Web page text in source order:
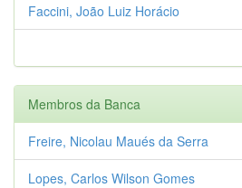
Faccini, João Luiz Horácio
Membros da Banca
Freire, Nicolau Maués da Serra
Lopes, Carlos Wilson Gomes